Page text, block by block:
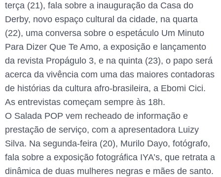
terça (21), fala sobre a inauguração da Casa do
Derby, novo espaço cultural da cidade, na quarta
(22), uma conversa sobre o espetáculo Um Minuto
Para Dizer Que Te Amo, a exposição e lançamento
da revista Propágulo 3, e na quinta (23), o papo será
acerca da vivência com uma das maiores contadoras
de histórias da cultura afro-brasileira, a Ebomi Cici.
As entrevistas começam sempre às 18h.
O Salada POP vem recheado de informação e
prestação de serviço, com a apresentadora Luizy
Silva. Na segunda-feira (20), Murilo Dayo, fotógrafo,
fala sobre a exposição fotográfica IYA’s, que retrata a
dinâmica de duas mulheres negras e mães de santo.